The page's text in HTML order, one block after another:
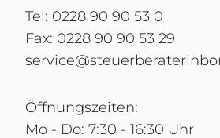
Tel: 0228 90 90 53 0
Fax: 0228 90 90 53 29
Öffnungszeiten:
Mo - Do: 7:30 - 16:30 Uhr